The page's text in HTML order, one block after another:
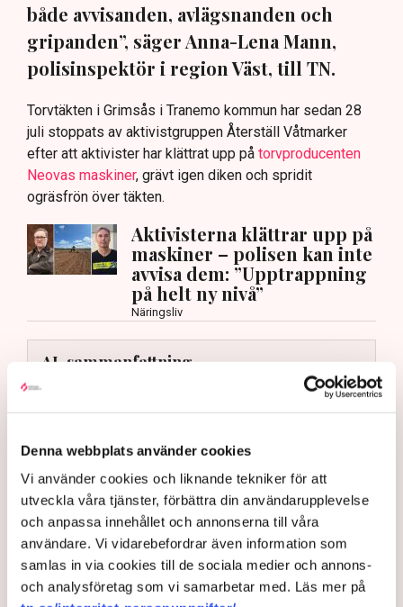
Denna webbplats använder cookies
Vi använder cookies och liknande tekniker för att
utveckla våra tjänster, förbättra din användarupplevelse
och anpassa innehållet och annonserna till våra
användare. Vi vidarebefordrar även information som
samlas in via cookies till de sociala medier och annons-
och analysföretag som vi samarbetar med. Läs mer på
både avvisanden, avlägsnanden och
gripanden”, säger Anna-Lena Mann,
polisinspektör i region Väst, till TN.
Torvtäkten i Grimsås i Tranemo kommun har sedan 28
juli stoppats av aktivistgruppen Återställ Våtmarker
efter att aktivister har klättrat upp på torvproducenten
Neovas maskiner, grävt igen diken och spridit
ogräsfrön över täkten.
Aktivisterna klättrar upp på
maskiner – polisen kan inte
avvisa dem: ”Upptrappning
på helt ny nivå”
Näringsliv
AI-sammanfattning
Torvtäkten i Grimsås har stoppats av aktivister
sedan 28 juli.
Polisen kritiseras för bristande agerande vid
Polisinspektör Anna-Lena Mann förklarar polisens
agerande på plats.
40 personer misstänks med cirka 120
brottsmisstankar kopplade.
Polisen använder drönare och uniformerad polis
Läs mer